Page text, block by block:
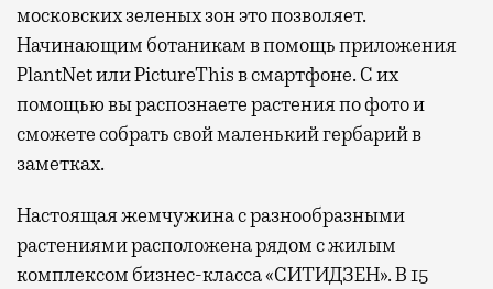
московских зеленых зон это позволяет.
Начинающим ботаникам в помощь приложения
PlantNet или PictureThis в смартфоне. С их
помощью вы распознаете растения по фото и
сможете собрать свой маленький гербарий в
заметках.
Настоящая жемчужина с разнообразными
растениями расположена рядом с жилым
комплексом бизнес-класса «СИТИДЗЕН». В 15